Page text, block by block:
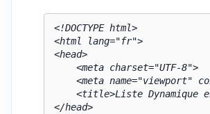
<!DOCTYPE html>
<html lang="fr">
<head>
</head>